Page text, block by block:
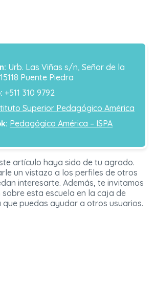
Urb. Las Viñas s/n, Señor de la
Puente Piedra
+511 310 9792
Superior Pedagógico América
Pedagógico América – ISPA
artículo haya sido de tu agrado.
un vistazo a los perfiles de otros
interesarte. Además, te invitamos
esta escuela en la caja de
puedas ayudar a otros usuarios.